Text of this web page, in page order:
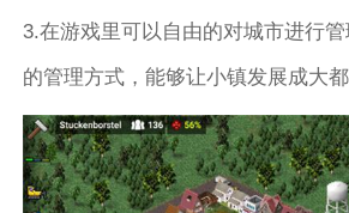
3.在游戏里可以自由的对城市进行
的管理方式，能够让小镇发展成大都